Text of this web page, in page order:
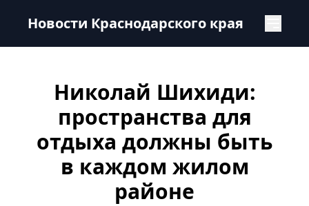
Новости Краснодарского края
Николай Шихиди:
пространства для
отдыха должны быть
в каждом жилом
районе